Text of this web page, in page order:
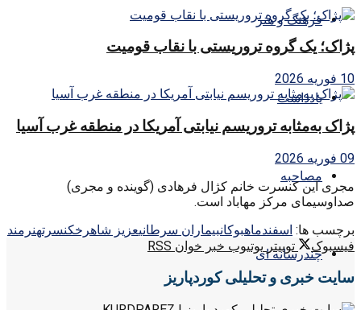
فرهنگ و هنر
یادداشت
مصاحبه
چندرسانه ای
پژاک؛ یک گروه تروریستی با نقاب قومیت
10 فوریه 2026
پژاک به‌مثابه تروریسم نیابتی آمریکا در منطقه غرب آسیا
09 فوریه 2026
مجری این کنسرت خانم کژال فرهادی (گوینده و مجری)
صداوسیمای مرکز مهاباد است.
برچسب ها: اسفندماهبوكانبيماران سرطانيعزيز شاهرخكنسرتهنرمند
فیسبوک
توییتر یوتیوب خبر خوان RSS
سایت خبری و تحلیلی کوردپاریز